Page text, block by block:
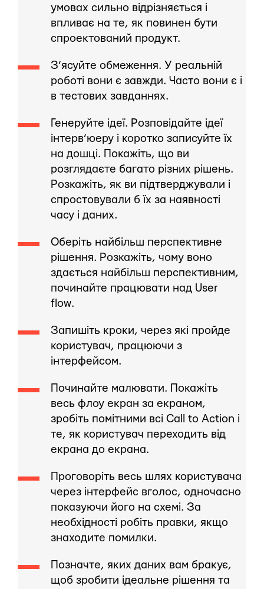
умовах сильно відрізняється і
впливає на те, як повинен бути
спроектований продукт.
З’ясуйте обмеження. У реальній
роботі вони є завжди. Часто вони є і
в тестових завданнях.
Генеруйте ідеї. Розповідайте ідеї
інтерв’юеру і коротко записуйте їх
на дошці. Покажіть, що ви
розглядаєте багато різних рішень.
Розкажіть, як ви підтверджували і
спростовували б їх за наявності
часу і даних.
Оберіть найбільш перспективне
рішення. Розкажіть, чому воно
здається найбільш перспективним,
починайте працювати над User
flow.
Запишіть кроки, через які пройде
користувач, працюючи з
інтерфейсом.
Починайте малювати. Покажіть
весь флоу екран за екраном,
зробіть помітними всі Call to Action і
те, як користувач переходить від
екрана до екрана.
Проговоріть весь шлях користувача
через інтерфейс вголос, одночасно
показуючи його на схемі. За
необхідності робіть правки, якщо
знаходите помилки.
Позначте, яких даних вам бракує,
щоб зробити ідеальне рішення та